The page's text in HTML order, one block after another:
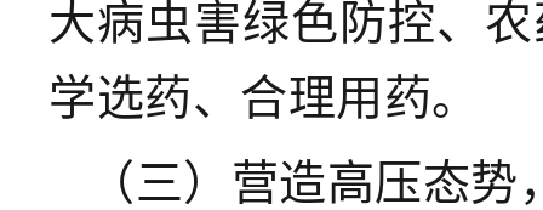
大病虫害绿色防控、
学选药、合理用药。
（三）营造高压态